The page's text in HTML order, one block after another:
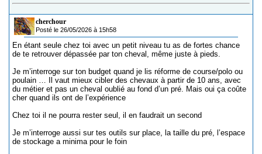
cherchour
Posté le 26/05/2026 à 15h58
En étant seule chez toi avec un petit niveau tu as de fortes chance
de te retrouver dépassée par ton cheval, même juste à pieds.
Je m’interroge sur ton budget quand je lis réforme de course/polo ou
poulain … Il vaut mieux cibler des chevaux à partir de 10 ans, avec
du métier et pas un cheval oublié au fond d’un pré. Mais oui ça coûte
cher quand ils ont de l’expérience
Chez toi il ne pourra rester seul, il en faudrait un second
Je m’interroge aussi sur tes outils sur place, la taille du pré, l’espace
de stockage a minima pour le foin